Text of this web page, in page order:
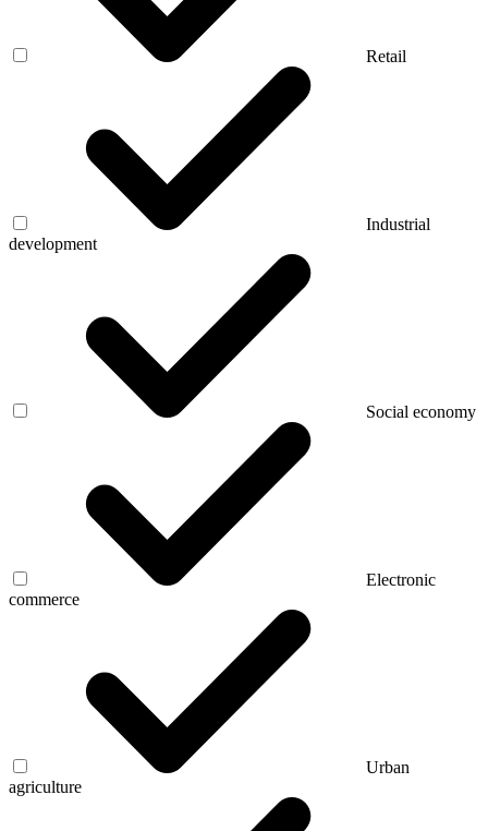
Retail
Industrial
development
Social economy
Electronic
commerce
Urban
agriculture